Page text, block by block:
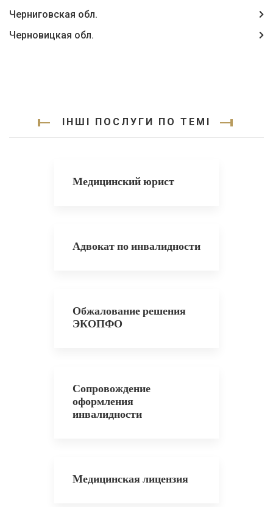
Черниговская обл.
Черновицкая обл.
ІНШІ ПОСЛУГИ ПО ТЕМІ
Медицинский юрист
Адвокат по инвалидности
Обжалование решения
ЭКОПФО
Сопровождение
оформления
инвалидности
Медицинская лицензия